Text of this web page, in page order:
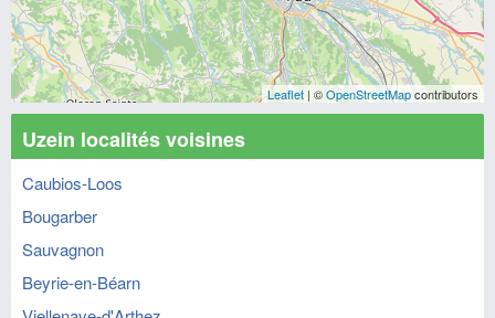
Leaflet | ©OpenStreetMapcontributors
Uzein localités voisines
Caubios-Loos
Bougarber
Sauvagnon
Beyrie-en-Béarn